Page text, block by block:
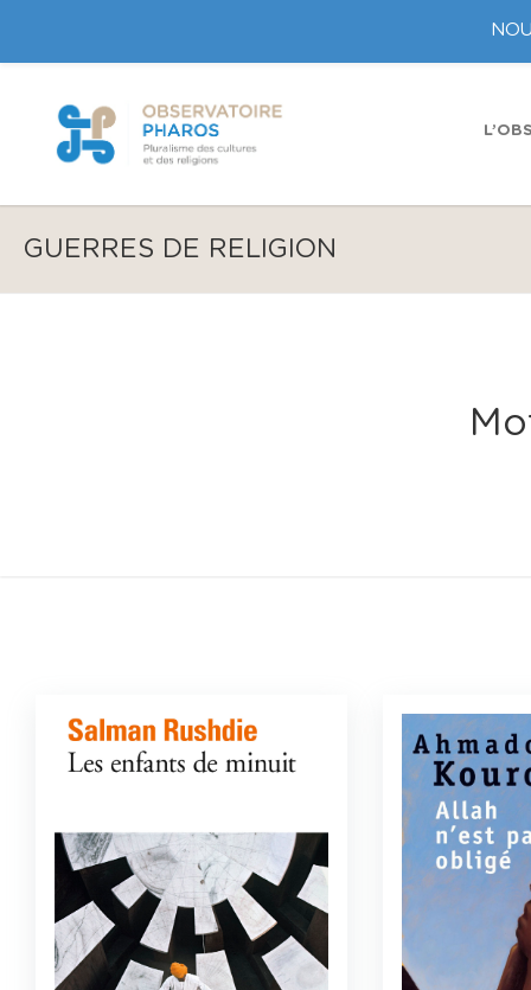
GUERRES DE RELIGION